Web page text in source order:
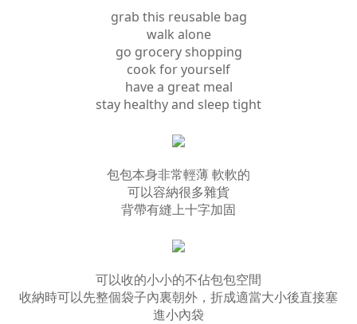
grab this reusable bag
walk alone
go grocery shopping
cook for yourself
have a great meal
stay healthy and sleep tight
包包本身非常輕薄 軟軟的
可以容納很多雜貨
背帶有縫上十字加固
可以收的小小的不佔包包空間
收納時可以先整個袋子內裏朝外，折成適當大小後直接塞
進小內袋